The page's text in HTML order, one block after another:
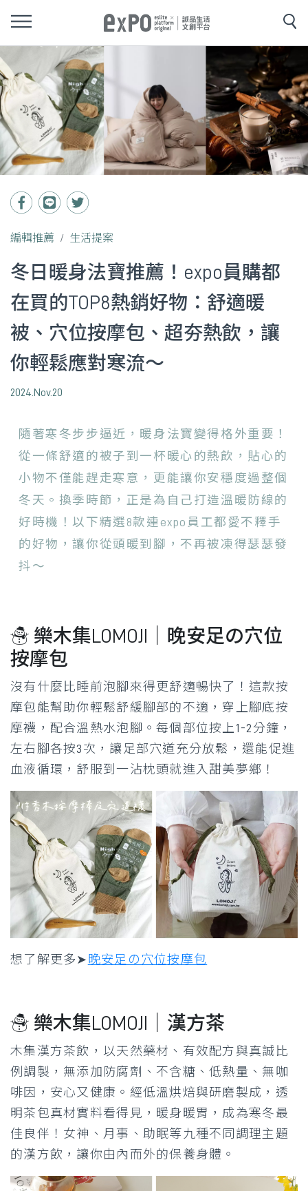
編輯推薦 生活提案
冬日暖身法寶推薦！expo員購都
在買的TOP8熱銷好物：舒適暖
被、穴位按摩包、超夯熱飲，讓
你輕鬆應對寒流～
2024.Nov.20
隨著寒冬步步逼近，暖身法寶變得格外重要！
從一條舒適的被子到一杯暖心的熱飲，貼心的
小物不僅能趕走寒意，更能讓你安穩度過整個
冬天。換季時節，正是為自己打造溫暖防線的
好時機！以下精選8款連expo員工都愛不釋手
的好物，讓你從頭暖到腳，不再被凍得瑟瑟發
抖～
☃ 樂木集LOMOJI｜晚安足の穴位
按摩包
沒有什麼比睡前泡腳來得更舒適暢快了！這款按
摩包能幫助你輕鬆舒緩腳部的不適，穿上腳底按
摩襪，配合溫熱水泡腳。每個部位按上1-2分鐘，
左右腳各按3次，讓足部穴道充分放鬆，還能促進
血液循環，舒服到一沾枕頭就進入甜美夢鄉！
想了解更多➤ 晚安足の穴位按摩包
☃ 樂木集LOMOJI｜漢方茶
木集漢方茶飲，以天然藥材、有效配方與真誠比
例調製，無添加防腐劑、不含糖、低熱量、無咖
啡因，安心又健康。經低溫烘焙與研磨製成，透
明茶包真材實料看得見，暖身暖胃，成為寒冬最
佳良伴！女神、月事、助眠等九種不同調理主題
的漢方飲，讓你由內而外的保養身體。